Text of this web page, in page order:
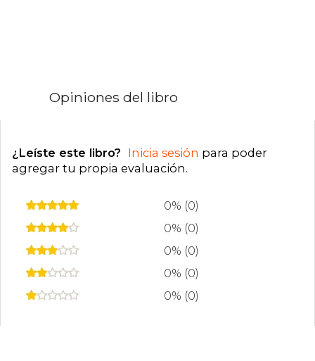
Opiniones del libro
¿Leíste este libro? Inicia sesión para poder
agregar tu propia evaluación.
0% (0)
0% (0)
0% (0)
0% (0)
0% (0)